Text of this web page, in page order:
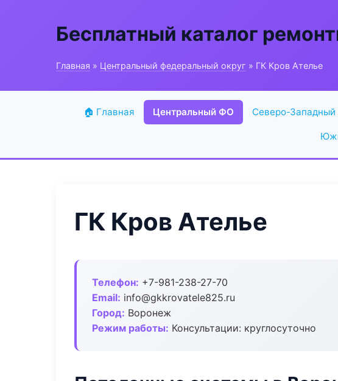
Бесплатный каталог
Главная » Центральный федеральный округ » ГК Кров Ателье
🏠 Главная Центральный ФО Северо-
ГК Кров Ателье
Телефон: +7-981-238-27-70
Email: info@gkkrovatele825.ru
Город: Воронеж
Режим работы: Консультации: круглосуточно